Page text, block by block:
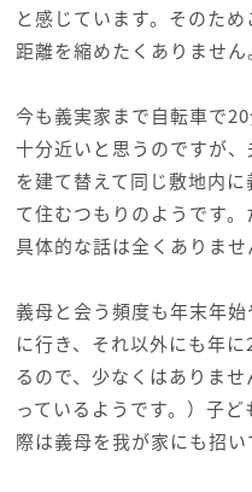
と感じています。そのた
距離を縮めたくありません
今も義実家まで自転車で20
十分近いと思うのですが
を建て替えて同じ敷地内
て住むつもりのようです
具体的な話は全くありませ
義母と会う頻度も年末年
に行き、それ以外にも年
るので、少なくはありま
っているようです。）子
際は義母を我が家にも招い